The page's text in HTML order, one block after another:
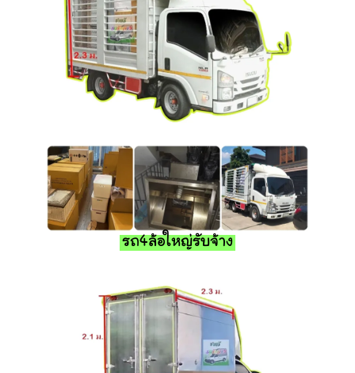
รถ4ล้อใหญ่รับจ้าง